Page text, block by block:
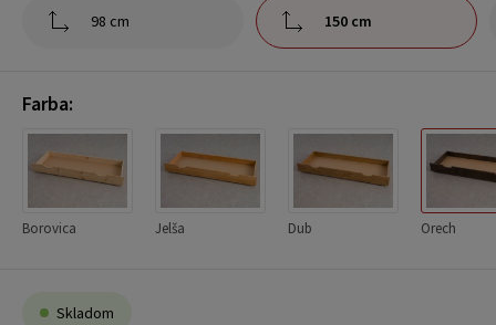
98 cm 150 cm
Farba:
Borovica Jelša Dub Orech
Skladom